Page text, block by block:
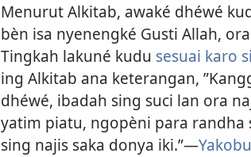
Menurut Alkitab, awaké dhéwé
bèn isa nyenengké Gusti Allah,
Tingkah lakuné kudu sesuai karo
ing Alkitab ana keterangan,
dhéwé, ibadah sing suci lan ora
yatim piatu, ngopèni para
sing najis saka donya iki.”​—